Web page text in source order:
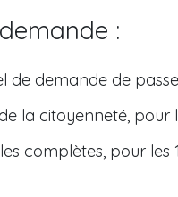
:
de demande de
la citoyenneté, pour
complètes, pour les